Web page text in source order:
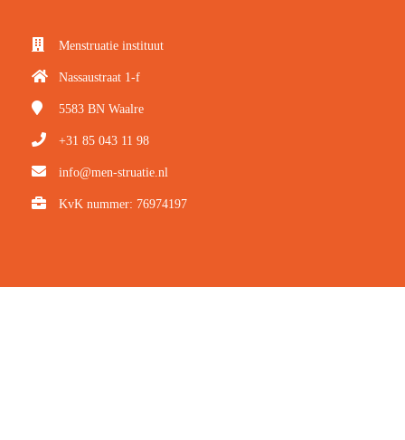
Menstruatie instituut
Nassaustraat 1-f
5583 BN Waalre
+31 85 043 11 98
info@men-struatie.nl
KvK nummer: 76974197